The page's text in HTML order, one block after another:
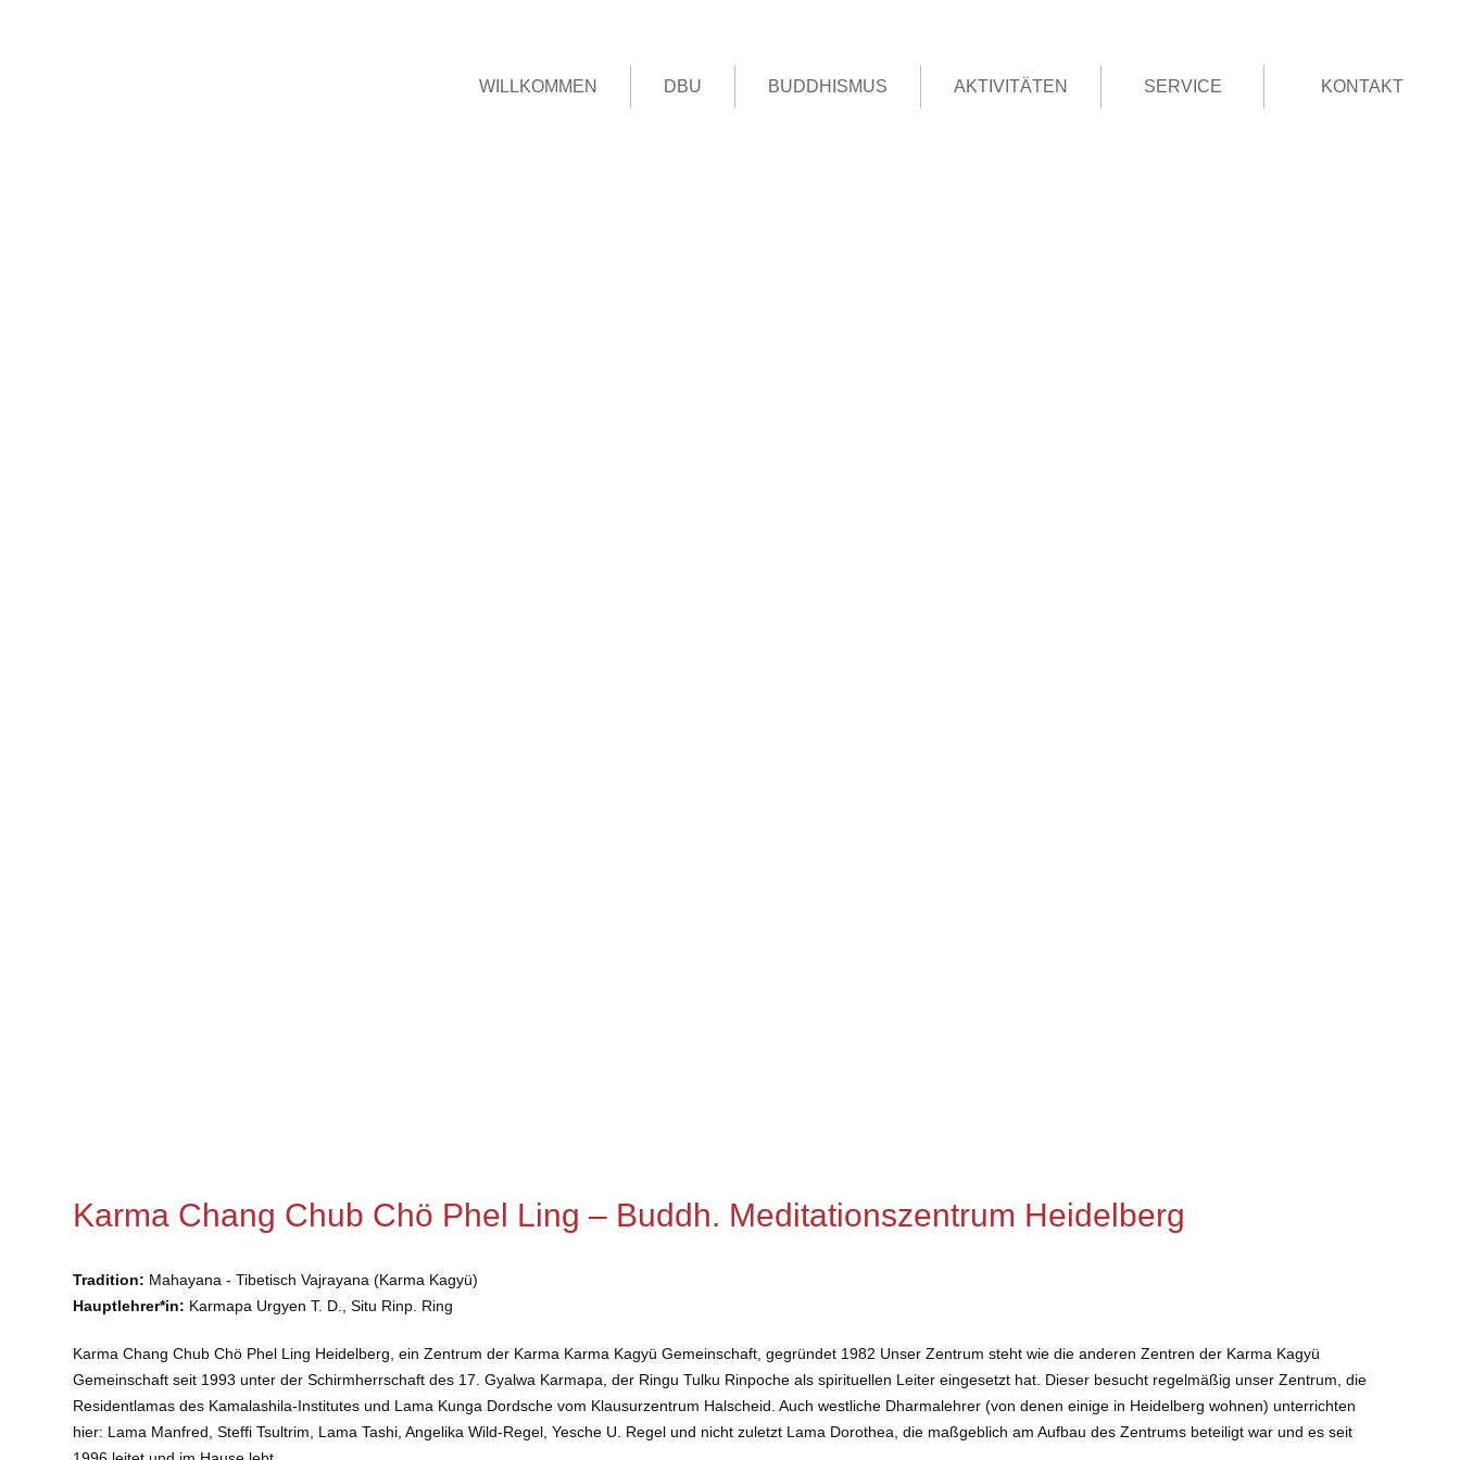
WILLKOMMEN DBU BUDDHISMUS AKTIVITÄTEN SERVICE KONTAKT
Karma Chang Chub Chö Phel Ling – Buddh. Meditationszentrum Heidelberg
Tradition: Mahayana - Tibetisch Vajrayana (Karma Kagyü)
Hauptlehrer*in: Karmapa Urgyen T. D., Situ Rinp. Ring
Karma Chang Chub Chö Phel Ling Heidelberg, ein Zentrum der Karma Karma Kagyü Gemeinschaft, gegründet 1982 Unser Zentrum steht wie die anderen Zentren der Karma Kagyü
Gemeinschaft seit 1993 unter der Schirmherrschaft des 17. Gyalwa Karmapa, der Ringu Tulku Rinpoche als spirituellen Leiter eingesetzt hat. Dieser besucht regelmäßig unser Zentrum, die
Residentlamas des Kamalashila-Institutes und Lama Kunga Dordsche vom Klausurzentrum Halscheid. Auch westliche Dharmalehrer (von denen einige in Heidelberg wohnen) unterrichten
hier: Lama Manfred, Steffi Tsultrim, Lama Tashi, Angelika Wild-Regel, Yesche U. Regel und nicht zuletzt Lama Dorothea, die maßgeblich am Aufbau des Zentrums beteiligt war und es seit